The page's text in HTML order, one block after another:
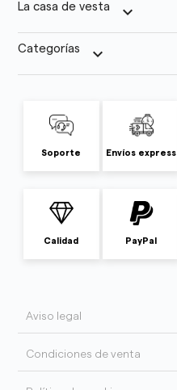
La casa de vesta keyboard_arrow_down
Categorías keyboard_arrow_down
Soporte Envíos express
Calidad PayPal
Aviso legal
Condiciones de venta